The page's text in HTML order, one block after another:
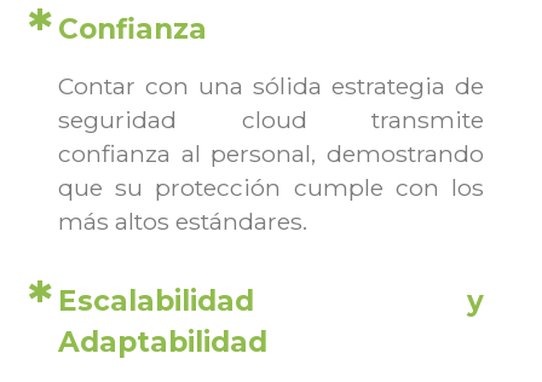
Confianza
Contar con una sólida estrategia de
seguridad cloud transmite
confianza al personal, demostrando
que su protección cumple con los
más altos estándares.
Escalabilidad y
Adaptabilidad